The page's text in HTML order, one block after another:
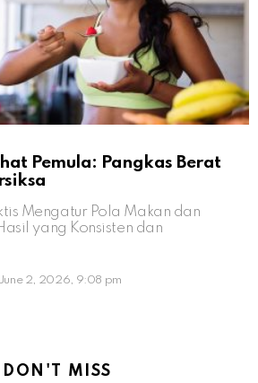
Pemula: Pangkas Berat
Mengatur Pola Makan dan
yang Konsisten dan
June 2, 2026, 9:08 pm
DON'T MISS